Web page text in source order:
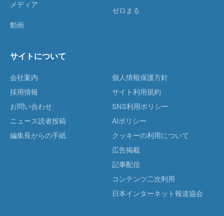
メディア
動画
ゼロまる
サイトについて
会社案内
採用情報
お問い合わせ
ニュース読者投稿
編集長からの手紙
個人情報保護方針
サイト利用規約
SNS利用ポリシー
AIポリシー
クッキーの利用について
広告掲載
記事配信
コンテンツ二次利用
日本インターネット報道協会